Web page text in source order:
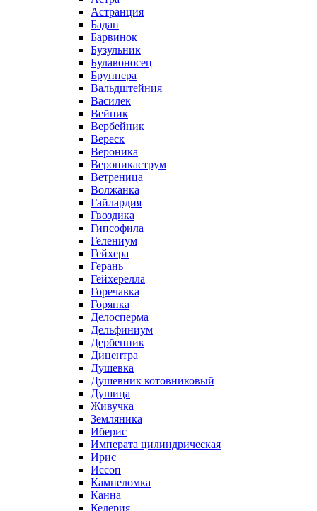
Астранция
Бадан
Барвинок
Бузульник
Булавоносец
Бруннера
Вальдштейния
Василек
Вейник
Вербейник
Вереск
Вероника
Вероникаструм
Ветреница
Волжанка
Гайлардия
Гвоздика
Гипсофила
Гелениум
Гейхера
Герань
Гейхерелла
Горечавка
Горянка
Делосперма
Дельфиниум
Дербенник
Дицентра
Душевка
Душевник котовниковый
Душица
Живучка
Земляника
Иберис
Императа цилиндрическая
Ирис
Иссоп
Камнеломка
Канна
Келерия